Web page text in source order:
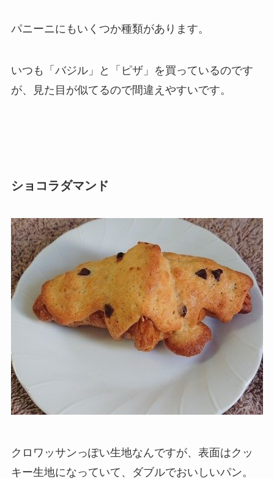
パニーニにもいくつか種類があります。
いつも「バジル」と「ピザ」を買っているのです
が、見た目が似てるので間違えやすいです。
ショコラダマンド
クロワッサンっぽい生地なんですが、表面はクッ
キー生地になっていて、ダブルでおいしいパン。